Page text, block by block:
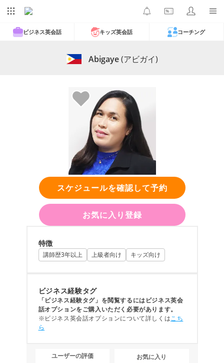
ビジネス英会話 キッズ英会話 コーチング
Abigaye(アビガイ)
スケジュールを確認して予約
お気に入り登録
特徴
講師歴3年以上 上級者向け キッズ向け
ビジネス経験タグ
「ビジネス経験タグ」を閲覧するにはビジネス英会
話オプションをご購入いただく必要があります。
※ビジネス英会話オプションについて詳しくはこち
ら
ユーザーの評価
お気に入り